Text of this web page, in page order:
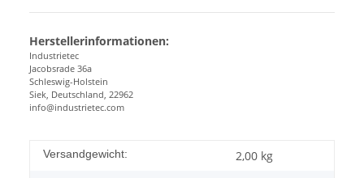
Herstellerinformationen:
Industrietec
Jacobsrade 36a
Schleswig-Holstein
Siek, Deutschland, 22962
info@industrietec.com
Versandgewicht: 2,00 kg